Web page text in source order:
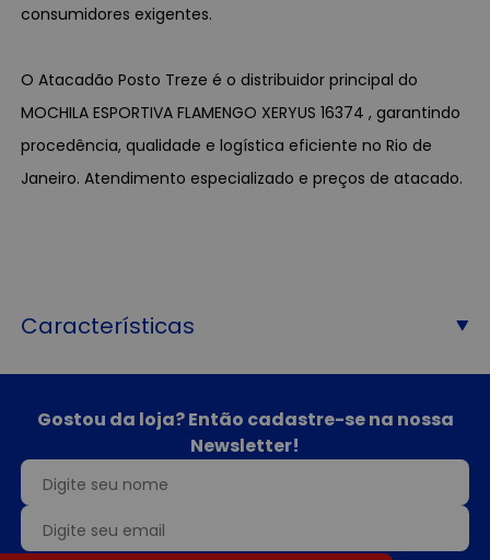
consumidores exigentes.
O Atacadão Posto Treze é o distribuidor principal do
MOCHILA ESPORTIVA FLAMENGO XERYUS 16374 , garantindo
procedência, qualidade e logística eficiente no Rio de
Janeiro. Atendimento especializado e preços de atacado.
Características
Gostou da loja? Então cadastre-se na nossa
Newsletter!